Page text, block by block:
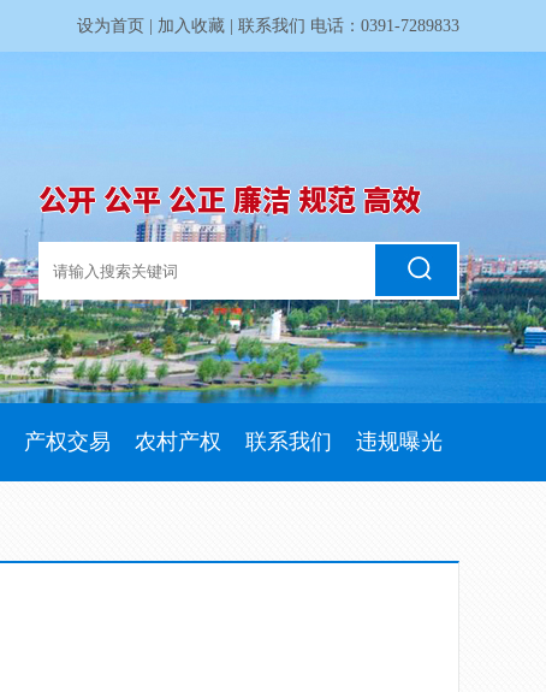
设为首页 加入收藏 联系我们 电话：0391-7289833
公开 公平 公正 廉洁 规范 高效
产权交易 农村产权 联系我们 违规曝光